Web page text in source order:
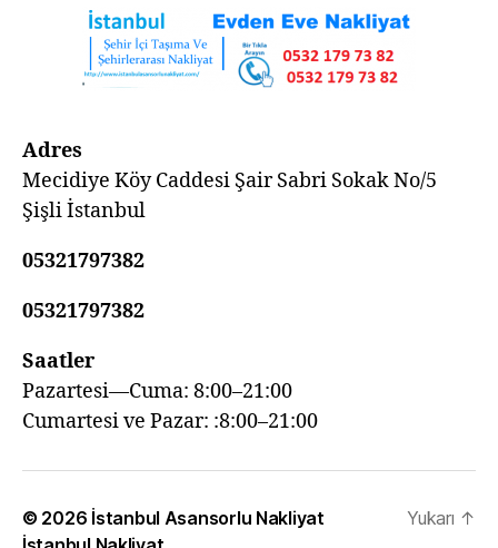
Adres
Mecidiye Köy Caddesi Şair Sabri Sokak No/5
Şişli İstanbul
05321797382
05321797382
Saatler
Pazartesi—Cuma: 8:00–21:00
Cumartesi ve Pazar: :8:00–21:00
© 2026 İstanbul Asansorlu Nakliyat
Yukarı ↑